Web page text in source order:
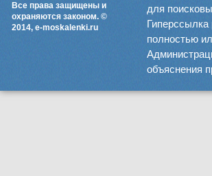
Все права защищены и
охраняются законом. ©
2014, e-moskalenki.ru
для
Гиперссылка
полностью
объяснения